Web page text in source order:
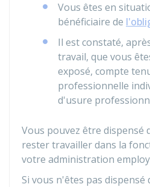
Vous êtes en
bénéficiaire de
Il est constaté,
travail, que vous
exposé, compte
professionnelle
d'usure
Vous pouvez être dispensé
rester travailler dans la
votre administration
Si vous n'êtes pas